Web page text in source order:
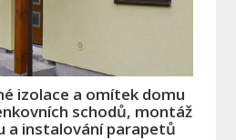
izolace a omítek domu
schodů, montáž
a instalování parapetů